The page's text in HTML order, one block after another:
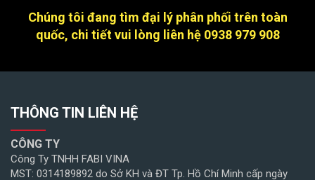
Chúng tôi đang tìm đại lý phân phối trên toàn
quốc, chi tiết vui lòng liên hệ 0938 979 908
THÔNG TIN LIÊN HỆ
CÔNG TY
Công Ty TNHH FABI VINA
MST: 0314189892 do Sở KH và ĐT Tp. Hồ Chí Minh cấp ngày